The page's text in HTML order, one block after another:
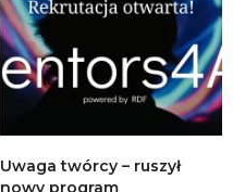
Uwaga twórcy – ruszył
nowy program